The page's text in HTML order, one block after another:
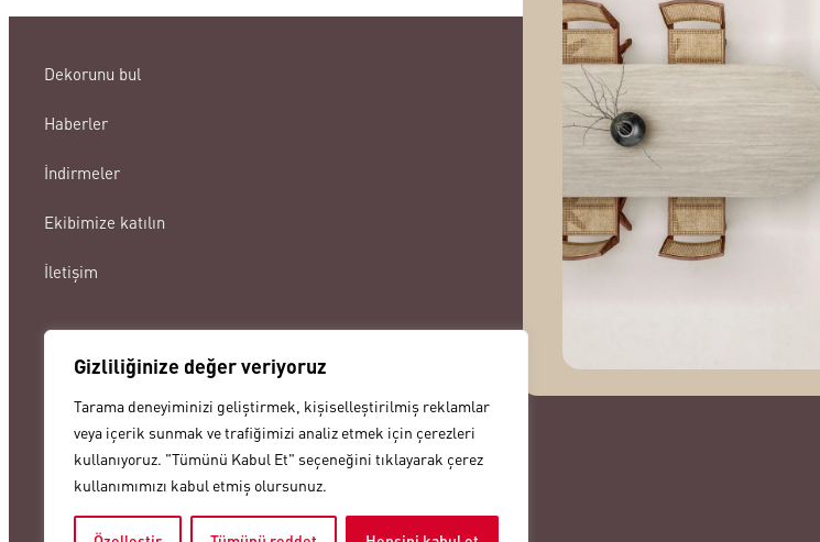
Gizliliğinize değer veriyoruz
Tarama deneyiminizi geliştirmek, kişiselleştirilmiş reklamlar
veya içerik sunmak ve trafiğimizi analiz etmek için çerezleri
kullanıyoruz. "Tümünü Kabul Et" seçeneğini tıklayarak çerez
kullanımımızı kabul etmiş olursunuz.
Dekorunu bul
Haberler
İndirmeler
Ekibimize katılın
İletişim
lamigraf@lamigraf.com
+34 93 8431888